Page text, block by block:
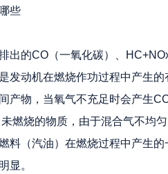
些
出的CO（一氧化碳）、
发动机在燃烧作功过程中产生
产物，当氧气不充足时会产生
燃烧的物质，由于混合气不均
料（汽油）在燃烧过程中产生
显。